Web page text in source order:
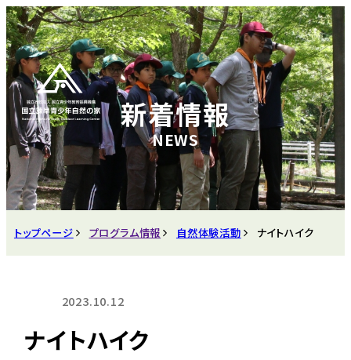
新着情報
トップページ プログラム情報 自然体験活動 ナイトハイク
2023.10.12
ナイトハイク